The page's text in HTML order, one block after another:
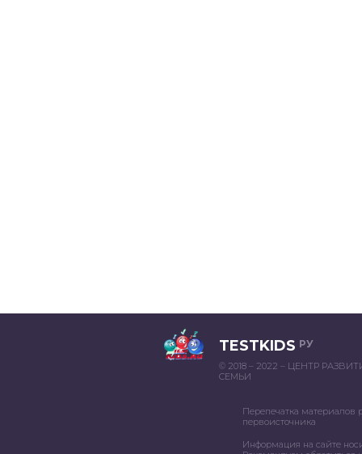
TESTKIDS РУ
© 2018 – 2022 – ЦЕНТР
СЕМЬИ
Перепечатка материалов
первоисточника
Информация на сайте